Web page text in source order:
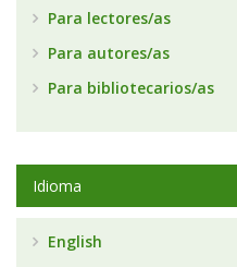
Para lectores/as
Para autores/as
Para bibliotecarios/as
Idioma
English